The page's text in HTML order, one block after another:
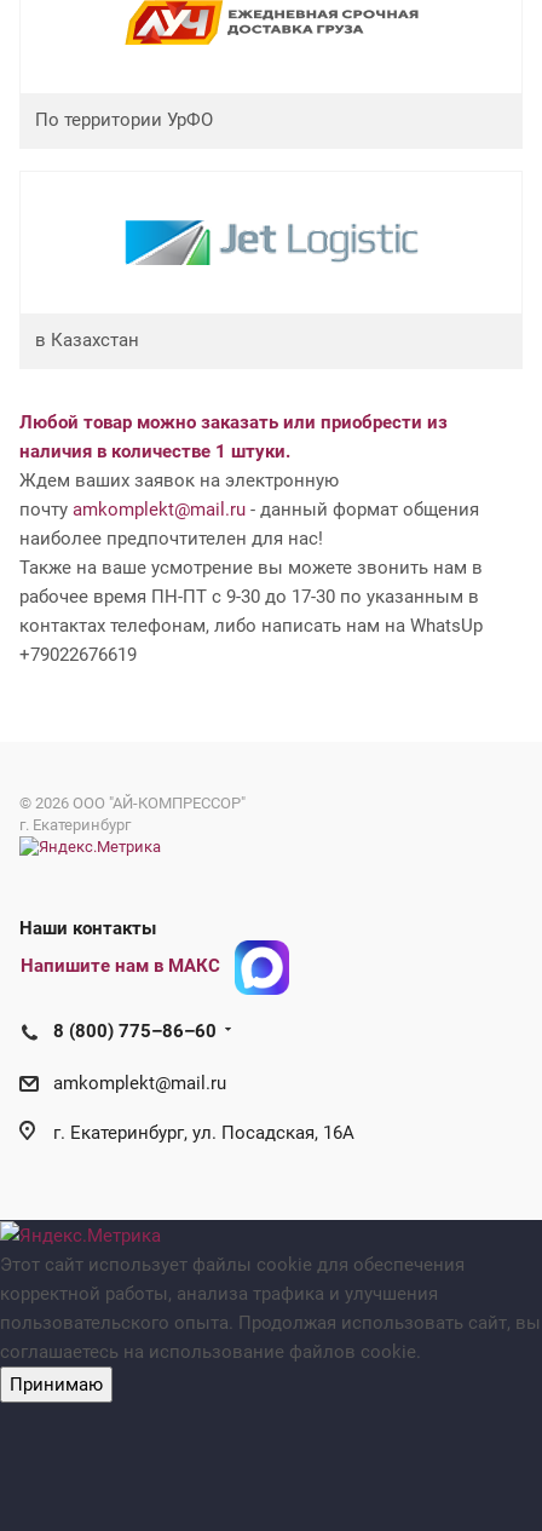
По территории УрФО
в Казахстан
Любой товар можно заказать или приобрести из
наличия в количестве 1 штуки.
Ждем ваших заявок на электронную
почту amkomplekt@mail.ru - данный формат общения
наиболее предпочтителен для нас!
Также на ваше усмотрение вы можете звонить нам в
рабочее время ПН-ПТ с 9-30 до 17-30 по указанным в
контактах телефонам, либо написать нам на WhatsUp
+79022676619
© 2026 ООО "АЙ-КОМПРЕССОР"
г. Екатеринбург
Наши контакты
Напишите нам в МАКС
8 (800) 775–86–60
amkomplekt@mail.ru
г. Екатеринбург, ул. Посадская, 16А
Этот сайт использует файлы cookie для обеспечения
корректной работы, анализа трафика и улучшения
пользовательского опыта. Продолжая использовать сайт, вы
соглашаетесь на использование файлов cookie.
Принимаю